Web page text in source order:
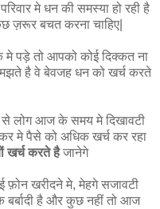
मे धन की समस्या हो रही है
ज़रूर बचत करना चाहिए|
पड़े तो आपको कोई दिक्कत ना
है वे बेवजह धन को खर्च करते
लोग आज के समय मे दिखावटी
मे पैसे को अधिक खर्च कर रहा
खर्च करते हैजानेगे
फ़ोन खरीदने मे, मेहगे सजावटी
है और कुछ नहीं तो आज